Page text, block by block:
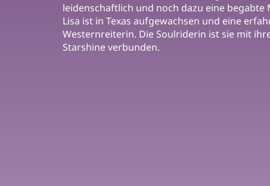
leidenschaftlich und noch dazu eine begabte
Lisa ist in Texas aufgewachsen und eine
Westernreiterin. Die Soulriderin ist sie mit
Starshine verbunden.